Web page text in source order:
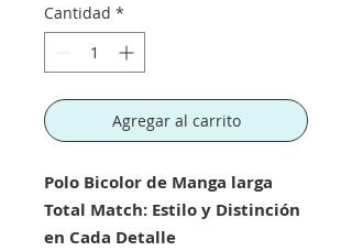
Cantidad *
Agregar al carrito
Polo Bicolor de Manga larga
Total Match: Estilo y Distinción
en Cada Detalle